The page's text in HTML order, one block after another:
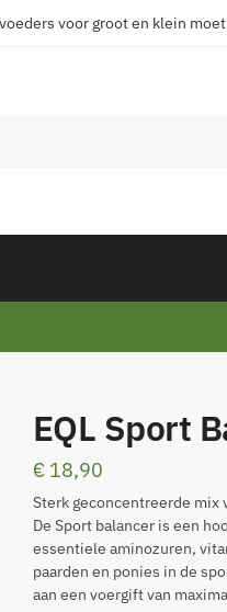
voor groot en klein
EQL Sport
€18,90
Sterk geconcentreerde mix
De Sport balancer is een
essentiele aminozuren,
paarden en ponies in de
aan een voergift van